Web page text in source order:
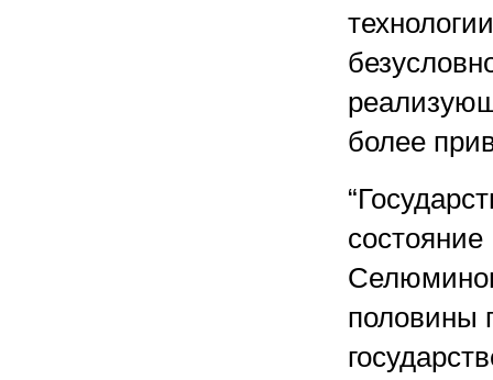
более
половины